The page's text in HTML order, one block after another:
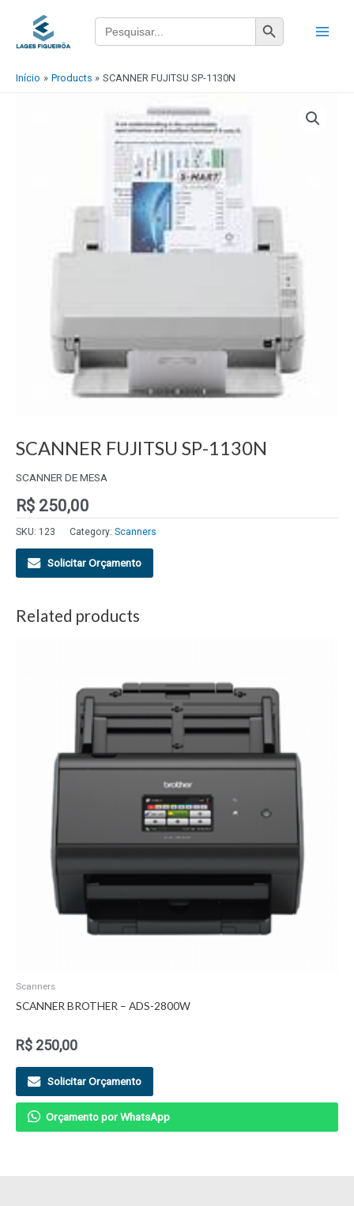
Search
for:
Search Button
Menu
Início Products SCANNER FUJITSU SP-1130N
SCANNER FUJITSU SP-1130N
SCANNER DE MESA
R$ 250,00
SKU: 123 Category: Scanners
Solicitar Orçamento
Related products
Scanners
SCANNER BROTHER – ADS-2800W
R$ 250,00
Solicitar Orçamento
Orçamento por WhatsApp